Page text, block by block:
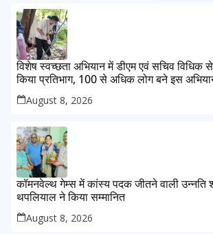
विशेष स्वच्छता अभियान में डीएम एवं सचिव विधिक
किया प्रतिभाग, 100 से अधिक लोग बने इस
August 8, 2026
कॉमनवेल्थ गेम्स में कांस्य पदक जीतने वाली उन्नति
थपलियाल ने किया सम्मानित
August 8, 2026